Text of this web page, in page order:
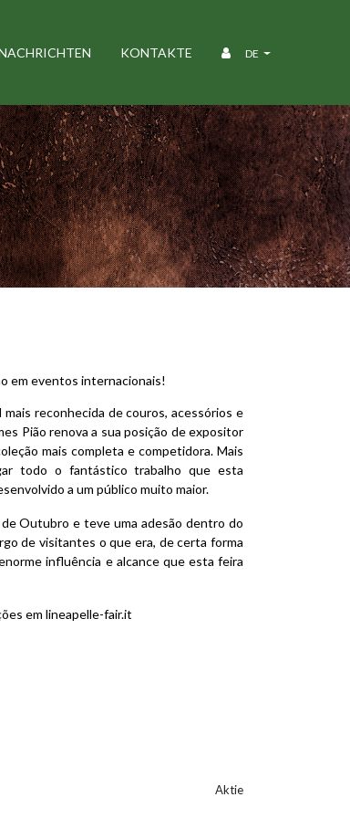
KONTAKTE DE
em eventos internacionais!
reconhecida de couros, acessórios e
Pião renova a sua posição de expositor
mais completa e competidora. Mais
todo o fantástico trabalho que esta
a um público muito maior.
Outubro e teve uma adesão dentro do
de visitantes o que era, de certa forma
influência e alcance que esta feira
em lineapelle-fair.it
Aktie